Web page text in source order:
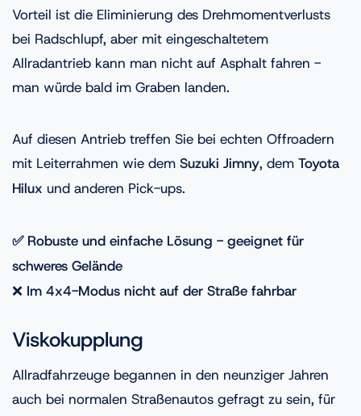
Vorteil ist die Eliminierung des Drehmomentverlusts
bei Radschlupf, aber mit eingeschaltetem
Allradantrieb kann man nicht auf Asphalt fahren -
man würde bald im Graben landen.
Auf diesen Antrieb treffen Sie bei echten Offroadern
mit Leiterrahmen wie dem Suzuki Jimny, dem Toyota
Hilux und anderen Pick-ups.
✅ Robuste und einfache Lösung - geeignet für
schweres Gelände
❌ Im 4x4-Modus nicht auf der Straße fahrbar
Viskokupplung
Allradfahrzeuge begannen in den neunziger Jahren
auch bei normalen Straßenautos gefragt zu sein, für